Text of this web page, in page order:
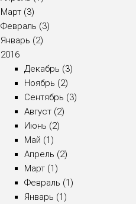
Март (3)
Февраль (3)
Январь (2)
2016
Декабрь (3)
Ноябрь (2)
Сентябрь (3)
Август (2)
Июнь (2)
Май (1)
Апрель (2)
Март (1)
Февраль (1)
Январь (1)